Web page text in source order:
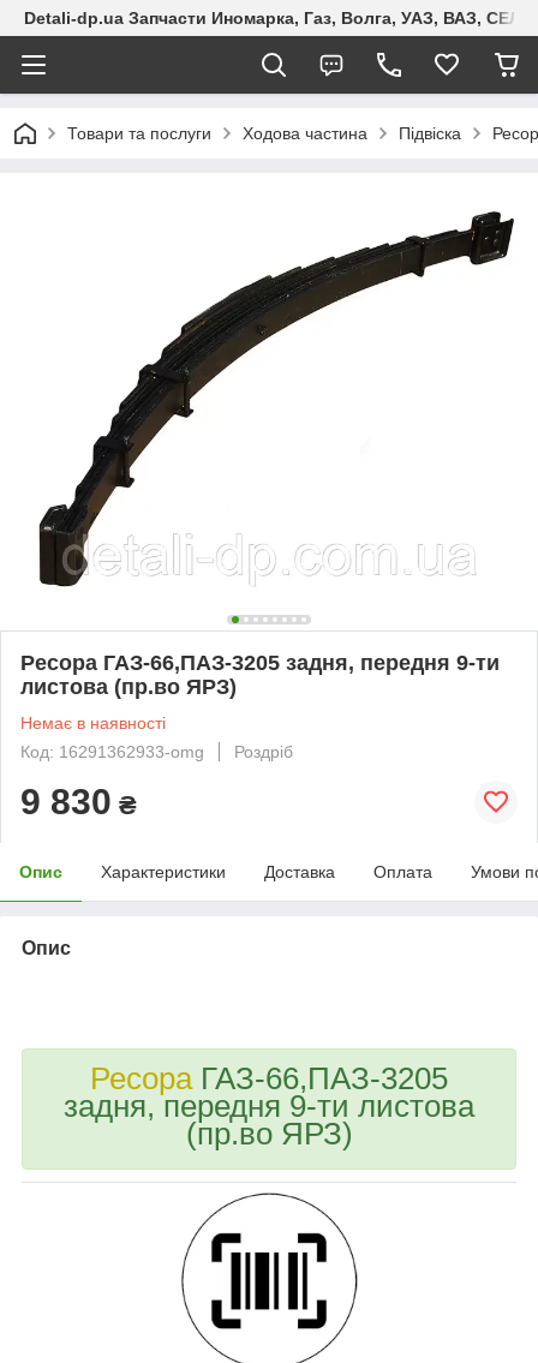
Detali-dp.ua Запчасти Иномарка, Газ, Волга, УАЗ, ВАЗ,
Товари та послуги Ходова частина Підвіска
Ресора ГАЗ-66,ПАЗ-3205 задня, передня 9-ти
листова (пр.во ЯРЗ)
Немає в наявності
Код: 16291362933-omg
Роздріб
9 830 ₴
Опис Характеристики Доставка Оплата Умови
Опис
РесораГАЗ-66,ПАЗ-3205
задня, передня 9-ти листова
(пр.во ЯРЗ)